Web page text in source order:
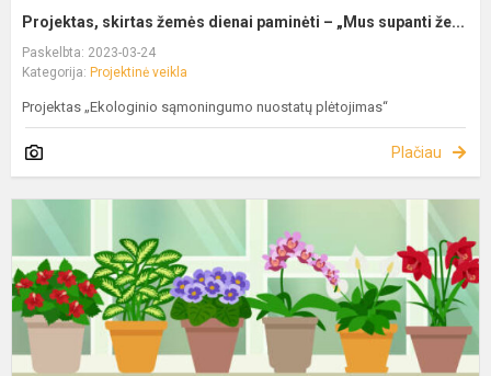
Projektas, skirtas žemės dienai paminėti – „Mus supanti že...
Paskelbta: 2023-03-24
Kategorija: Projektinė veikla
Projektas „Ekologinio sąmoningumo nuostatų plėtojimas“
Plačiau